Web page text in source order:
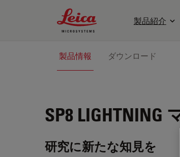
Leica Microsystems Logo
製品紹介
製品情報 ダウンロード
SP8 LIGHTNING
研究に新たな知見を